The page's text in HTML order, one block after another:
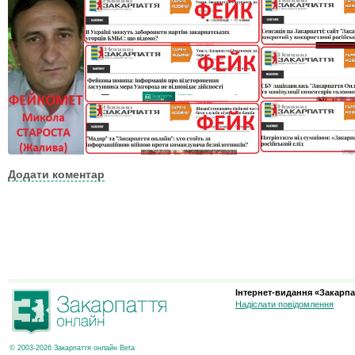
Додати коментар
© 2003-2026 Закарпаття онлайн Beta
Інтернет-видання
Надіслати повідомлення